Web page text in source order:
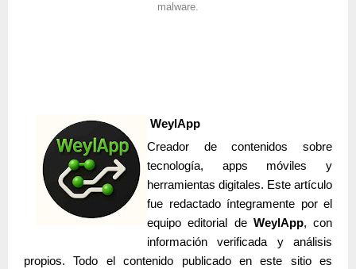
malware.
WeylApp
Creador de contenidos sobre
tecnología, apps móviles y
herramientas digitales. Este artículo
fue redactado íntegramente por el
equipo editorial de WeylApp, con
información verificada y análisis
propios. Todo el contenido publicado en este sitio es